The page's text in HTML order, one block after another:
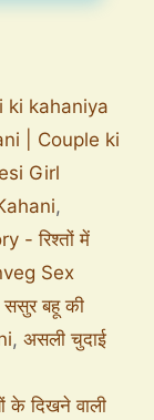
ki kahaniya
| Couple ki
Girl
,
- रिश्तों में
Sex
बहू की
, असली चुदाई
दिखने वाली